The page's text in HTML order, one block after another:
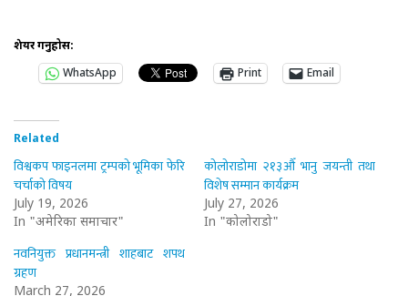
शेयर गर्नुहोस:
WhatsApp
Print Email
Related
विश्वकप फाइनलमा ट्रम्पको भूमिका फेरि
चर्चाको विषय
July 19, 2026
In "अमेरिका समाचार"
कोलोराडोमा २१३औँ भानु जयन्ती तथा
विशेष सम्मान कार्यक्रम
July 27, 2026
In "कोलोराडो"
नवनियुक्त प्रधानमन्त्री शाहबाट शपथ
ग्रहण
March 27, 2026